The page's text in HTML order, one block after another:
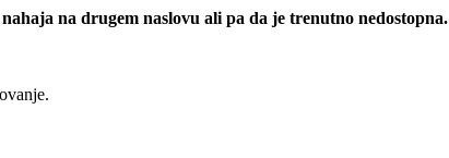
na drugem naslovu ali pa da je trenutno nedostopna.